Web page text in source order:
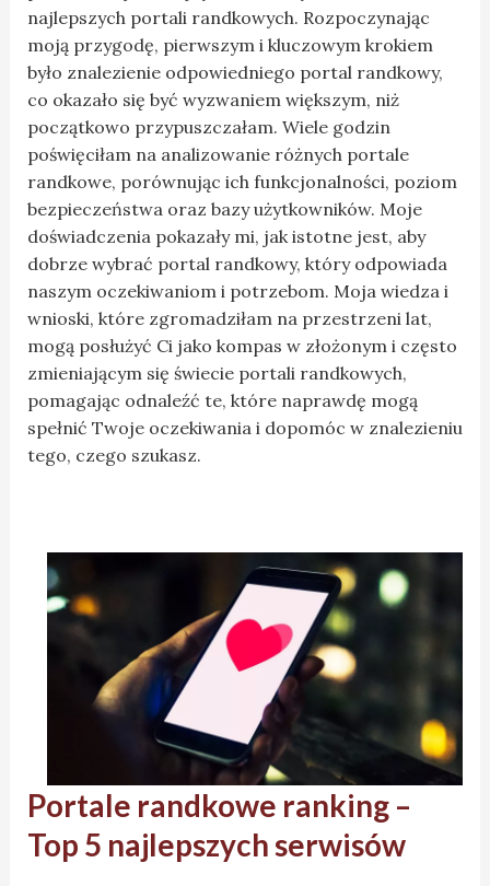
najlepszych portali randkowych. Rozpoczynając
moją przygodę, pierwszym i kluczowym krokiem
było znalezienie odpowiedniego portal randkowy,
co okazało się być wyzwaniem większym, niż
początkowo przypuszczałam. Wiele godzin
poświęciłam na analizowanie różnych portale
randkowe, porównując ich funkcjonalności, poziom
bezpieczeństwa oraz bazy użytkowników. Moje
doświadczenia pokazały mi, jak istotne jest, aby
dobrze wybrać portal randkowy, który odpowiada
naszym oczekiwaniom i potrzebom. Moja wiedza i
wnioski, które zgromadziłam na przestrzeni lat,
mogą posłużyć Ci jako kompas w złożonym i często
zmieniającym się świecie portali randkowych,
pomagając odnaleźć te, które naprawdę mogą
spełnić Twoje oczekiwania i dopomóc w znalezieniu
tego, czego szukasz.
Portale randkowe ranking –
Top 5 najlepszych serwisów